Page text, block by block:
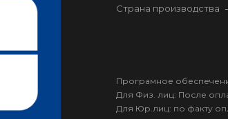
Страна производства
Програмное
Для Физ. лиц: После
Для Юр.лиц: по факту